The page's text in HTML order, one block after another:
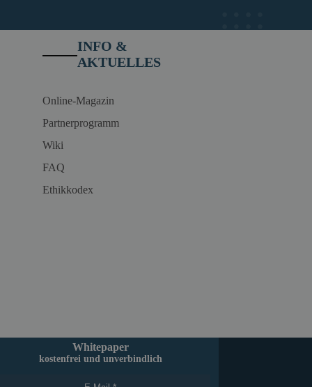
INFO &
AKTUELLES
Online-Magazin
Partnerprogramm
Wiki
FAQ
Ethikkodex
Whitepaper
kostenfrei und unverbindlich